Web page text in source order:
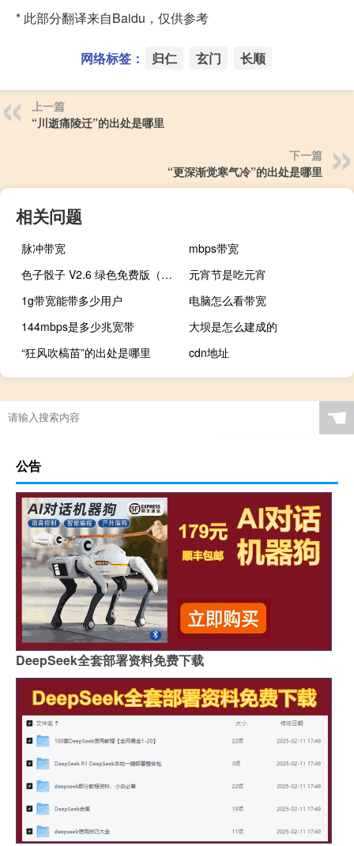
* 此部分翻译来自Baidu，仅供参考
网络标签： 归仁 玄门 长顺
上一篇
“川逝痛陵迁”的出处是哪里
下一篇
“更深渐觉寒气冷”的出处是哪里
相关问题
脉冲带宽
mbps带宽
色子骰子 V2.6 绿色免费版（色子骰子 V2.6 绿色免费版功能简介）
元宵节是吃元宵
1g带宽能带多少用户
电脑怎么看带宽
144mbps是多少兆宽带
大坝是怎么建成的
“狂风吹槁苗”的出处是哪里
cdn地址
☚
公告
DeepSeek全套部署资料免费下载